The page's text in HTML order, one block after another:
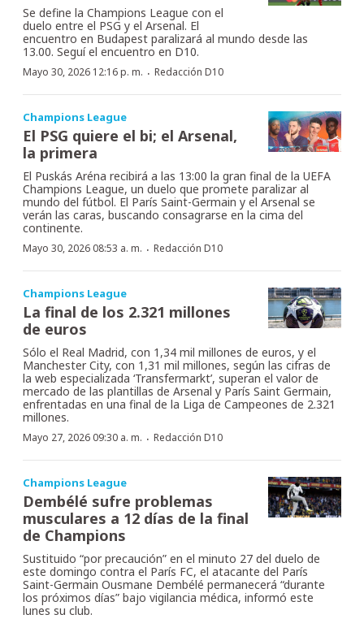
Se define la Champions League con el
duelo entre el PSG y el Arsenal. El
encuentro en Budapest paralizará al mundo desde las
13.00. Seguí el encuentro en D10.
Mayo 30, 2026 12:16 p. m. · Redacción D10
Champions League
El PSG quiere el bi; el Arsenal,
la primera
El Puskás Aréna recibirá a las 13:00 la gran final de la UEFA
Champions League, un duelo que promete paralizar al
mundo del fútbol. El París Saint-Germain y el Arsenal se
verán las caras, buscando consagrarse en la cima del
continente.
Mayo 30, 2026 08:53 a. m. · Redacción D10
Champions League
La final de los 2.321 millones
de euros
Sólo el Real Madrid, con 1,34 mil millones de euros, y el
Manchester City, con 1,31 mil millones, según las cifras de
la web especializada ‘Transfermarkt’, superan el valor de
mercado de las plantillas de Arsenal y París Saint Germain,
enfrentadas en una final de la Liga de Campeones de 2.321
millones.
Mayo 27, 2026 09:30 a. m. · Redacción D10
Champions League
Dembélé sufre problemas
musculares a 12 días de la final
de Champions
Sustituido “por precaución” en el minuto 27 del duelo de
este domingo contra el París FC, el atacante del París
Saint-Germain Ousmane Dembélé permanecerá “durante
los próximos días” bajo vigilancia médica, informó este
lunes su club.